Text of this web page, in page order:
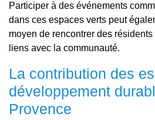
Participer à des événements
dans ces espaces verts peut
moyen de rencontrer des
liens avec la communauté.
La contribution des
développement
Provence